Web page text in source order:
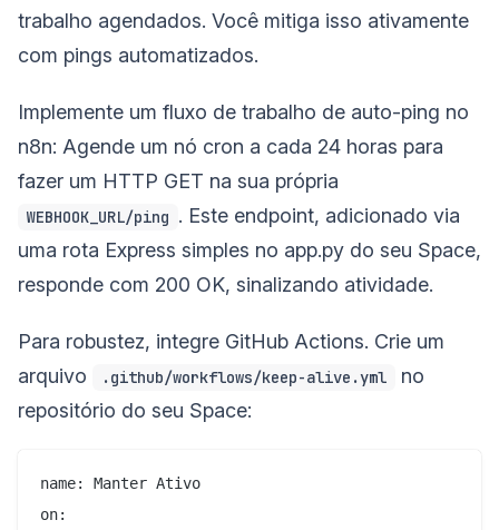
trabalho agendados. Você mitiga isso ativamente
com pings automatizados.
Implemente um fluxo de trabalho de auto-ping no
n8n: Agende um nó cron a cada 24 horas para
fazer um HTTP GET na sua própria
WEBHOOK_URL/ping . Este endpoint, adicionado via
uma rota Express simples no app.py do seu Space,
responde com 200 OK, sinalizando atividade.
Para robustez, integre GitHub Actions. Crie um
arquivo
.github/workflows/keep-alive.yml
no
repositório do seu Space:
name: Manter Ativo
on: